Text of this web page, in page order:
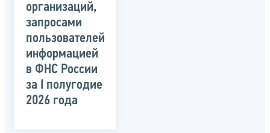
организаций,
запросами
пользователей
информацией
в ФНС России
за I полугодие
2026 года